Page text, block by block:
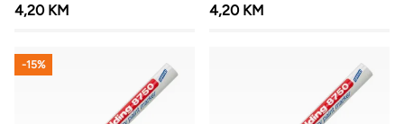
4,20 KM
4,20 KM
-15%